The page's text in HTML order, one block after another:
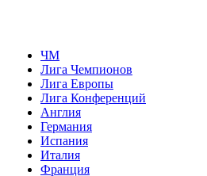
ЧМ
Лига Чемпионов
Лига Европы
Лига Конференций
Англия
Германия
Испания
Италия
Франция